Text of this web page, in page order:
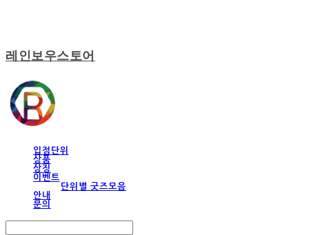
레인보우스토어
입점단위
상품
상징
이벤트
단위별 굿즈모음
안내
문의